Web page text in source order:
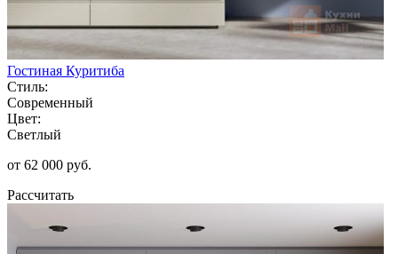
Гостиная Куритиба
Стиль:
Современный
Цвет:
Светлый
от 62 000 руб.
Рассчитать